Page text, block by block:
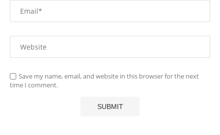
Save my name, email, and website in this browser for the next
time I comment.